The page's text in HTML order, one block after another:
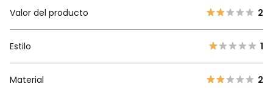
Valor del producto
2
Estilo 1
Material 2